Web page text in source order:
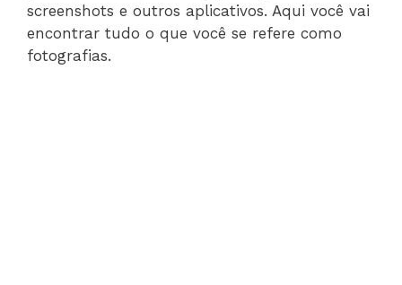
screenshots e outros aplicativos. Aqui você vai
encontrar tudo o que você se refere como
fotografias.